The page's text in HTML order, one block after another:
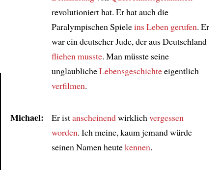
revolutioniert hat. Er hat auch die
Paralympischen Spieleins Leben gerufen. Er
war ein deutscher Jude, der aus Deutschland
fliehen musste. Man müsste seine
unglaublicheLebensgeschichteeigentlich
verfilmen.
Michael: Er istanscheinendwirklich vergessen
worden. Ich meine, kaum jemand würde
seinen Namen heutekennen.